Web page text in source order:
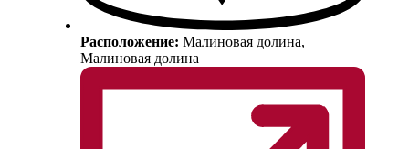
Расположение: Малиновая долина,
Малиновая долина